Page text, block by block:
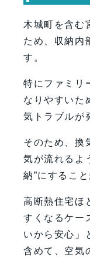
木城町を含む
ため、収納内
す。
特にファミリ
なりやすいた
気トラブルが
そのため、換
気が流れるよ
納”にするこ
高断熱住宅ほ
すくなるケー
いから安心」
含めて、空気